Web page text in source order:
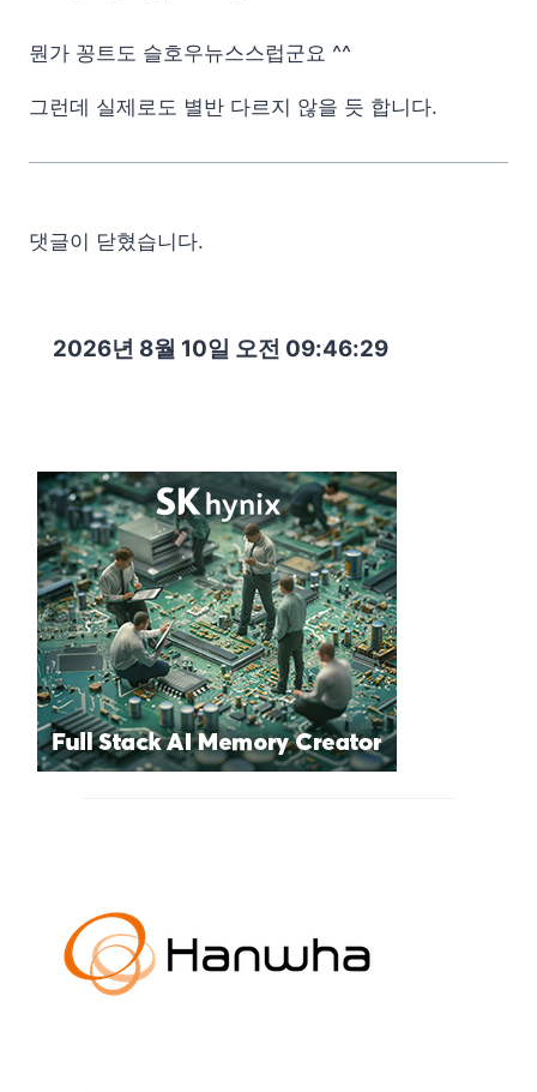
뭔가 꽁트도 슬호우뉴스스럽군요 ^^
그런데 실제로도 별반 다르지 않을 듯 합니다.
댓글이 닫혔습니다.
2026년 8월 10일 오전 09:46:30